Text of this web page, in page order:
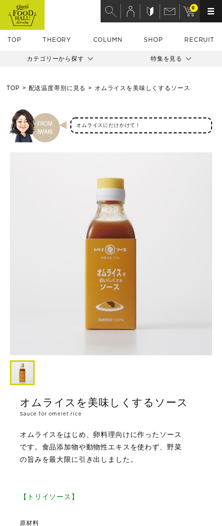
TOP THEORY COLUMN SHOP RECRUIT
0
カテゴリーから探す 特集を見る
TOP 配送温度帯別に見る オムライスを美味しくするソース
オムライスにだけかけて！
オムライスを美味しくするソース
Sauce for omelet rice
オムライスをはじめ、卵料理向けに作ったソース
です。食品添加物や動物性エキスを使わず、野菜
の旨みを最大限に引き出しました。
【トリイソース】
原材料